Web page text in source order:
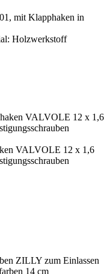
mit Klapphaken in
Holzwerkstoff
VALVOLE 12 x 1,6